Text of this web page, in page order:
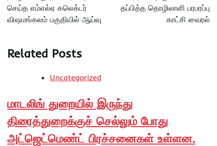
செய்த எம்எல்ஏ கலெக்டர்
விஷமங்கலம் பகுதியில் ஆய்வு
தப்பித்த தொழிலாளி பரபரப்பு
காட்சி வைரல்
Related Posts
Uncategorized
மாடலிங் துறையில் இருந்து
திரைத்துறைக்குச் செல்லும் போது
அட்ஜெட்மெண்ட் பிரச்சனைகள் உள்ளன.